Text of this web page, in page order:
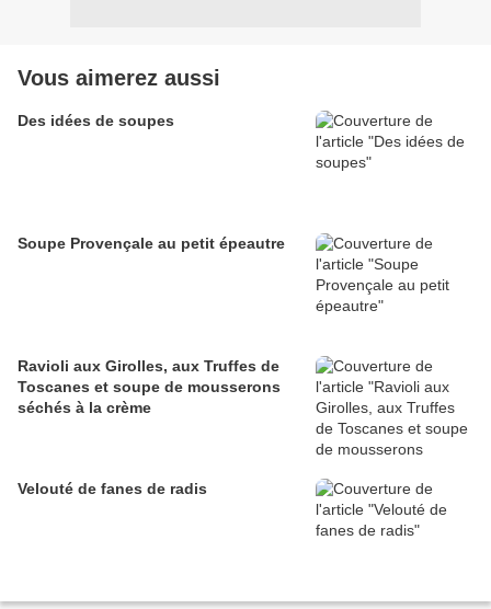
Vous aimerez aussi
Des idées de soupes
Soupe Provençale au petit épeautre
Ravioli aux Girolles, aux Truffes de
Toscanes et soupe de mousserons
séchés à la crème
Velouté de fanes de radis